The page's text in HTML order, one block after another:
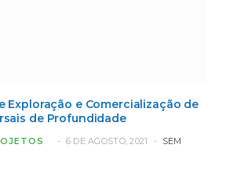
Exploração e Comercialização de
de Profundidade
6 DE AGOSTO, 2021
SEM